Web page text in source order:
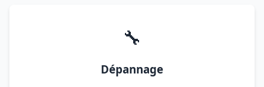
🔧
Dépannage